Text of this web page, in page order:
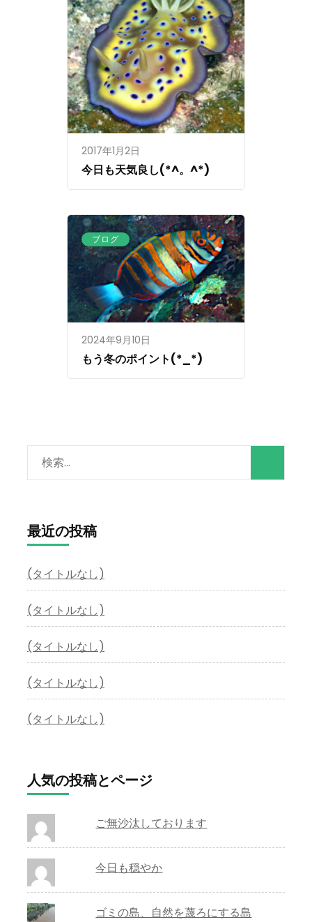
2017年1月2日
今日も天気良し(*^。^*)
ブログ
2024年9月10日
もう冬のポイント(*_*)
検
索:
最近の投稿
(タイトルなし)
(タイトルなし)
(タイトルなし)
(タイトルなし)
(タイトルなし)
人気の投稿とページ
ご無沙汰しております
今日も穏やか
ゴミの島、自然を蔑ろにする島